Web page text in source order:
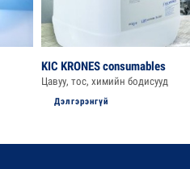
KIC KRONES consumables
Цавуу, тос, химийн бодисууд
Дэлгэрэнгүй